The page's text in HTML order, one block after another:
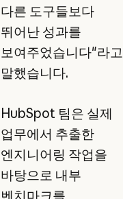
다른 도구들보다
뛰어난 성과를
보여주었습니다"라고
말했습니다.
HubSpot 팀은 실제
업무에서 추출한
엔지니어링 작업을
바탕으로 내부
벤치마크를